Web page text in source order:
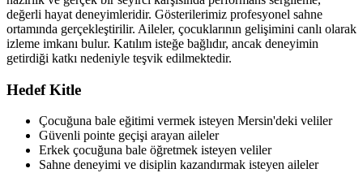
değerli hayat deneyimleridir. Gösterilerimiz profesyonel sahne
ortamında gerçekleştirilir. Aileler, çocuklarının gelişimini canlı olarak
izleme imkanı bulur. Katılım isteğe bağlıdır, ancak deneyimin
getirdiği katkı nedeniyle teşvik edilmektedir.
Hedef Kitle
Çocuğuna bale eğitimi vermek isteyen Mersin'deki veliler
Güvenli pointe geçişi arayan aileler
Erkek çocuğuna bale öğretmek isteyen veliler
Sahne deneyimi ve disiplin kazandırmak isteyen aileler